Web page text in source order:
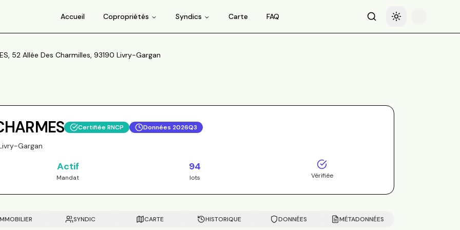
Accueil Copropriétés Syndics Carte FAQ RechercheBasculer le thème
52 Allée Des Charmilles, 93190 Livry-Gargan
Certifiée RNCP Données 2026Q3
Gargan
Actif
Mandat
94
lots Vérifiée
SYNDIC CARTE HISTORIQUE DONNÉES MÉTADONNÉES